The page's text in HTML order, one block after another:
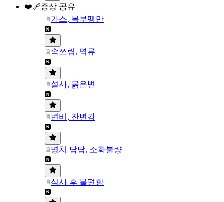
❤️‍🩹증상 공유
가스, 복부팽만
속쓰림, 역류
설사, 묽은변
변비, 잔변감
명치 답답, 소화불량
식사 후 불편함